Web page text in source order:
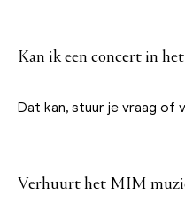
Kan ik een concert in
Dat kan, stuur je vraag of
Verhuurt het MIM